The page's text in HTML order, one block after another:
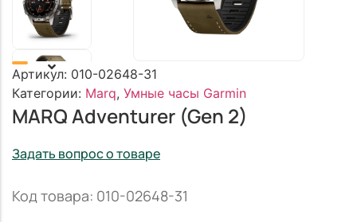
Артикул: 010-02648-31
Категории: Marq, Умные часы Garmin
MARQ Adventurer (Gen 2)
Задать вопрос о товаре
Код товара: 010-02648-31